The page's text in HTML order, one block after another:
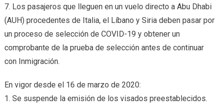
7. Los pasajeros que lleguen en un vuelo directo a Abu Dhabi
(AUH) procedentes de Italia, el Líbano y Siria deben pasar por
un proceso de selección de COVID-19 y obtener un
comprobante de la prueba de selección antes de continuar
con Inmigración.
En vigor desde el 16 de marzo de 2020:
1. Se suspende la emisión de los visados preestablecidos.